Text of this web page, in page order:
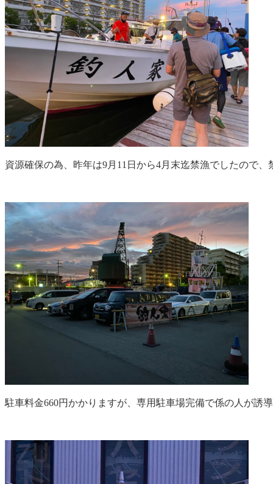
資源確保の為、昨年は9月11日から4月末迄禁漁でしたので、
駐車料金660円かかりますが、専用駐車場完備で係の人が誘